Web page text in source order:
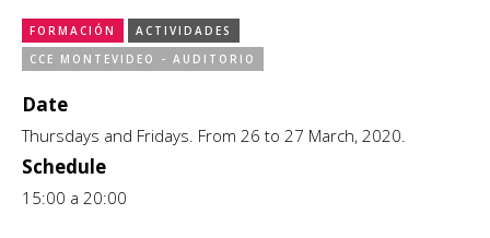
CCE en el interior/libros
Espacio itinerante de lectura infantil
Exposiciones
Formación
Género y Diversidad
Infantil y Juvenil
FORMACIÓN
ACTIVIDADES
CCE MONTEVIDEO - AUDITORIO
Date
Thursdays and Fridays. From 26 to 27 March, 2020.
Schedule
15:00 a 20:00